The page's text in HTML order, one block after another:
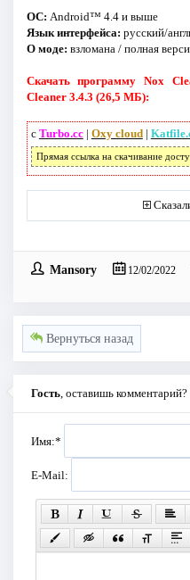
ОС: Android™ 4.4 и выше
Язык интерфейса: русский/
О моде: взломана / полная
Скачать программу Nox
Cleaner 3.4.3 (26,5 МБ):
с Turbo.cc| Oxy cloud|
Прямая ссылка на скачивание
Mansory 12/02/2022
Вернуться назад
Гость , оставишь комментарий?
Имя:*
E-Mail: